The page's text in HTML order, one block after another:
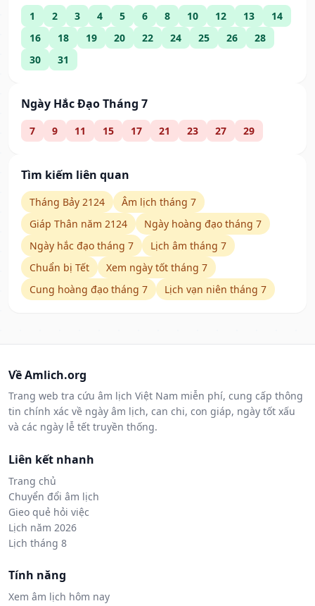
1 2 3 4 5 6 8 10 12 13
14
16
18 19 20 22 24 25 26
28
30
31
Ngày Hắc Đạo Tháng 7
7 9 11 15 17 21 23 27 29
Tìm kiếm liên quan
Tháng Bảy 2124
Âm lịch tháng 7
Giáp Thân năm 2124
Ngày hoàng đạo tháng 7
Ngày hắc đạo tháng 7
Lịch âm tháng 7
Chuẩn bị Tết
Xem ngày tốt tháng 7
Cung hoàng đạo tháng 7
Lịch vạn niên tháng 7
Về Amlich.org
Trang web tra cứu âm lịch Việt Nam miễn phí, cung cấp thông
tin chính xác về ngày âm lịch, can chi, con giáp, ngày tốt xấu
và các ngày lễ tết truyền thống.
Liên kết nhanh
Trang chủ
Chuyển đổi âm lịch
Gieo quẻ hỏi việc
Lịch năm 2026
Lịch tháng 8
Tính năng
Xem âm lịch hôm nay